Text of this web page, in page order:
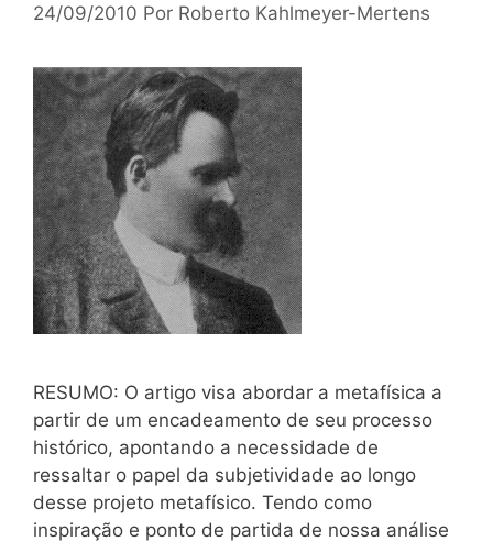
24/09/2010 Por Roberto Kahlmeyer-Mertens
RESUMO: O artigo visa abordar a metafísica a
partir de um encadeamento de seu processo
histórico, apontando a necessidade de
ressaltar o papel da subjetividade ao longo
desse projeto metafísico. Tendo como
inspiração e ponto de partida de nossa análise